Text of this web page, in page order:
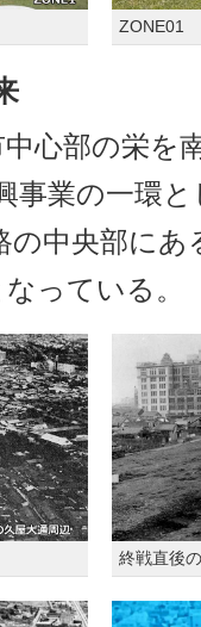
ZONE01
心部の栄を
事業の一環
の中央部に
っている。
終戦直後